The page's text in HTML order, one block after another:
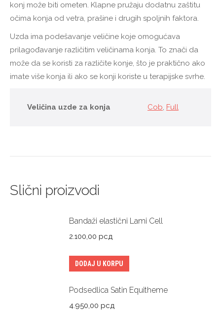
konj može biti ometen. Klapne pružaju dodatnu zaštitu
očima konja od vetra, prašine i drugih spoljnih faktora.
Uzda ima podešavanje veličine koje omogućava
prilagođavanje različitim veličinama konja. To znači da
može da se koristi za različite konje, što je praktično ako
imate više konja ili ako se konji koriste u terapijske svrhe.
Veličina uzde za konja Cob, Full
Slični proizvodi
Bandaži elastični Lami Cell
2.100,00 рсд
DODAJ U KORPU
Podsedlica Satin Equitheme
4.950,00 рсд